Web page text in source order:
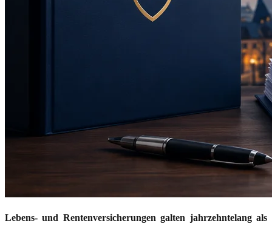
Lebens- und Rentenversicherungen galten jahrzehntelang als